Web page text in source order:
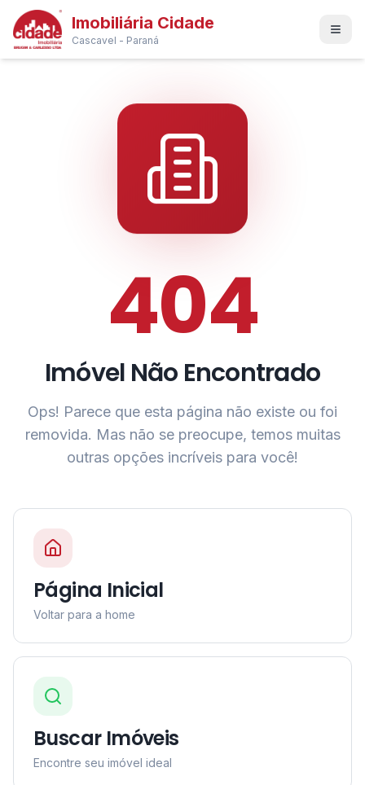
Imobiliária Cidade
Cascavel - Paraná
404
Imóvel Não Encontrado
Ops! Parece que esta página não existe ou foi
removida. Mas não se preocupe, temos muitas
outras opções incríveis para você!
Página Inicial
Voltar para a home
Buscar Imóveis
Encontre seu imóvel ideal